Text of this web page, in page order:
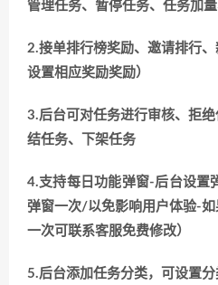
管理任务、暂停任务、任务加
2.接单排行榜奖励、邀请排行
设置相应奖励奖励）
3.后台可对任务进行审核、拒
结任务、下架任务
4.支持每日功能弹窗-后台设置
弹窗一次/以免影响用户体验-
一次可联系客服免费修改）
5.后台添加任务分类，可设置